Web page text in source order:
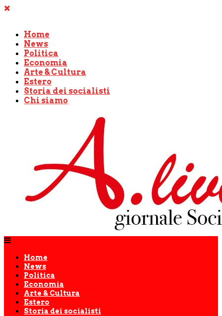
Home
News
Politica
Economia
Arte & Cultura
Estero
Storia dei socialisti
Chi siamo
Home
News
Politica
Economia
Arte & Cultura
Estero
Storia dei socialisti